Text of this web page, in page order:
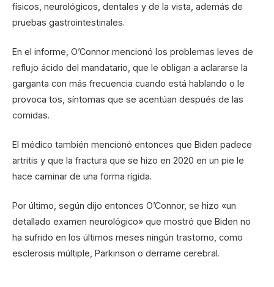
físicos, neurológicos, dentales y de la vista, además de
pruebas gastrointestinales.
En el informe, O’Connor mencionó los problemas leves de
reflujo ácido del mandatario, que le obligan a aclararse la
garganta con más frecuencia cuando está hablando o le
provoca tos, síntomas que se acentúan después de las
comidas.
El médico también mencionó entonces que Biden padece
artritis y que la fractura que se hizo en 2020 en un pie le
hace caminar de una forma rígida.
Por último, según dijo entonces O’Connor, se hizo «un
detallado examen neurológico» que mostró que Biden no
ha sufrido en los últimos meses ningún trastorno, como
esclerosis múltiple, Parkinson o derrame cerebral.